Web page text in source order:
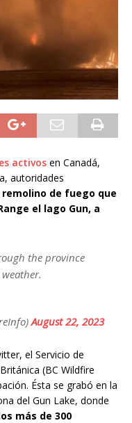
activos en Canadá,
autoridades
de fuego que
el lago Gun, a
the province
August 22, 2023
el Servicio de
(BC Wildfire
Ésta se grabó en la
del Gun Lake, donde
más de 300